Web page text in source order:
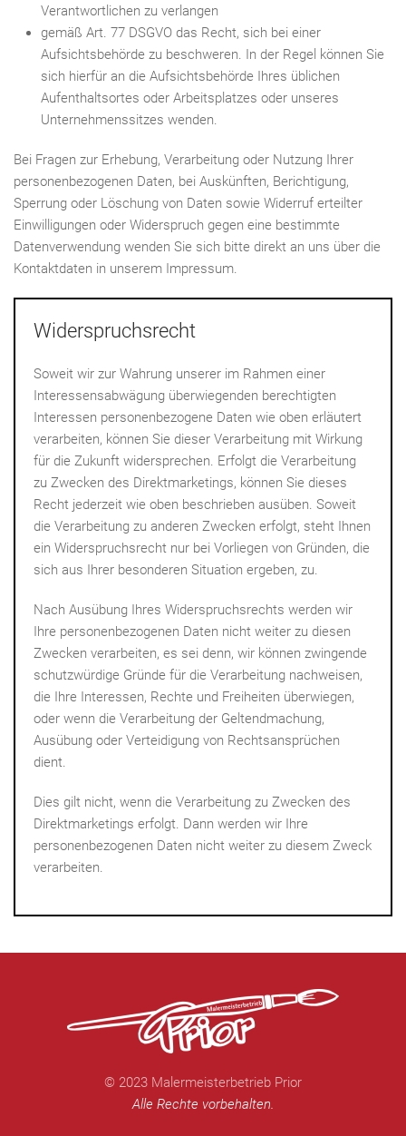
Verantwortlichen zu verlangen
gemäß Art. 77 DSGVO das Recht, sich bei einer
Aufsichtsbehörde zu beschweren. In der Regel können Sie
sich hierfür an die Aufsichtsbehörde Ihres üblichen
Aufenthaltsortes oder Arbeitsplatzes oder unseres
Unternehmenssitzes wenden.
Bei Fragen zur Erhebung, Verarbeitung oder Nutzung Ihrer
personenbezogenen Daten, bei Auskünften, Berichtigung,
Sperrung oder Löschung von Daten sowie Widerruf erteilter
Einwilligungen oder Widerspruch gegen eine bestimmte
Datenverwendung wenden Sie sich bitte direkt an uns über die
Kontaktdaten in unserem Impressum.
Widerspruchsrecht
Soweit wir zur Wahrung unserer im Rahmen einer
Interessensabwägung überwiegenden berechtigten
Interessen personenbezogene Daten wie oben erläutert
verarbeiten, können Sie dieser Verarbeitung mit Wirkung
für die Zukunft widersprechen. Erfolgt die Verarbeitung
zu Zwecken des Direktmarketings, können Sie dieses
Recht jederzeit wie oben beschrieben ausüben. Soweit
die Verarbeitung zu anderen Zwecken erfolgt, steht Ihnen
ein Widerspruchsrecht nur bei Vorliegen von Gründen, die
sich aus Ihrer besonderen Situation ergeben, zu.
Nach Ausübung Ihres Widerspruchsrechts werden wir
Ihre personenbezogenen Daten nicht weiter zu diesen
Zwecken verarbeiten, es sei denn, wir können zwingende
schutzwürdige Gründe für die Verarbeitung nachweisen,
die Ihre Interessen, Rechte und Freiheiten überwiegen,
oder wenn die Verarbeitung der Geltendmachung,
Ausübung oder Verteidigung von Rechtsansprüchen
dient.
Dies gilt nicht, wenn die Verarbeitung zu Zwecken des
Direktmarketings erfolgt. Dann werden wir Ihre
personenbezogenen Daten nicht weiter zu diesem Zweck
verarbeiten.
© 2023 Malermeisterbetrieb Prior
Alle Rechte vorbehalten.